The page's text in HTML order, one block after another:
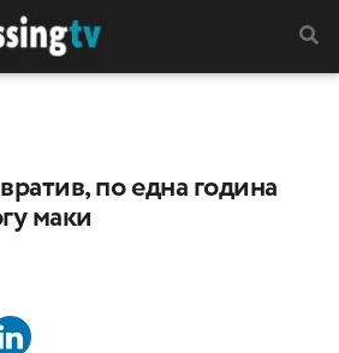
по една година
маки